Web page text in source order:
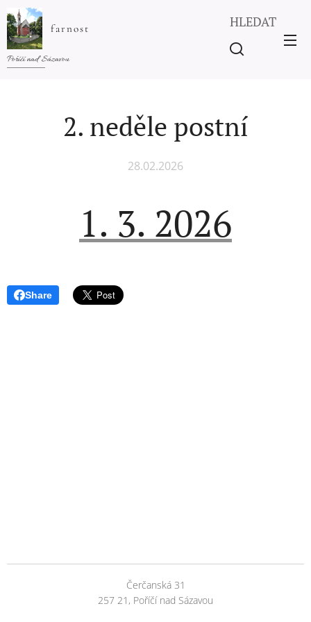
farnost
Poříčí nad Sázavou
HLEDAT
2. neděle postní
28.02.2026
1. 3. 2026
Share
Čerčanská 31
257 21, Poříčí nad Sázavou